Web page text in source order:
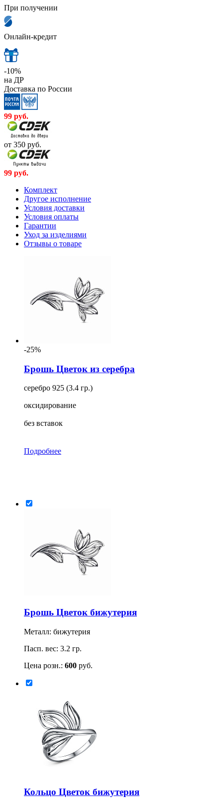
При получении
Онлайн-кредит
-10%
на ДР
Доставка по России
99 руб.
от 350 руб.
99 руб.
Комплект
Другое исполнение
Условия доставки
Условия оплаты
Гарантии
Уход за изделиями
Отзывы о товаре
-25%
Брошь Цветок из серебра
серебро 925 (3.4 гр.)
оксидирование
без вставок
Подробнее
Брошь Цветок бижутерия
Металл: бижутерия
Пасп. вес: 3.2 гр.
Цена розн.: 600 руб.
Кольцо Цветок бижутерия